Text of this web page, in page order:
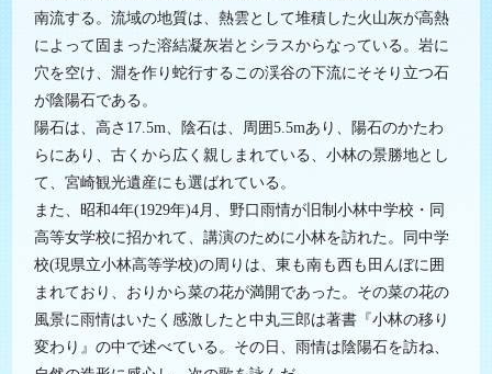
南流する。流域の地質は、熱雲として堆積した火山灰が高熱
によって固まった溶結凝灰岩とシラスからなっている。岩に
穴を空け、淵を作り蛇行するこの渓谷の下流にそそり立つ石
が陰陽石である。
陽石は、高さ17.5m、陰石は、周囲5.5mあり、陽石のかたわ
らにあり、古くから広く親しまれている、小林の景勝地とし
て、宮崎観光遺産にも選ばれている。
また、昭和4年(1929年)4月、野口雨情が旧制小林中学校・同
高等女学校に招かれて、講演のために小林を訪れた。同中学
校(現県立小林高等学校)の周りは、東も南も西も田んぼに囲
まれており、おりから菜の花が満開であった。その菜の花の
風景に雨情はいたく感激したと中丸三郎は著書『小林の移り
変わり』の中で述べている。その日、雨情は陰陽石を訪ね、